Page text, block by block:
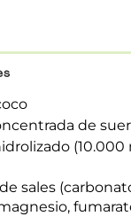
de
(10.000
sales